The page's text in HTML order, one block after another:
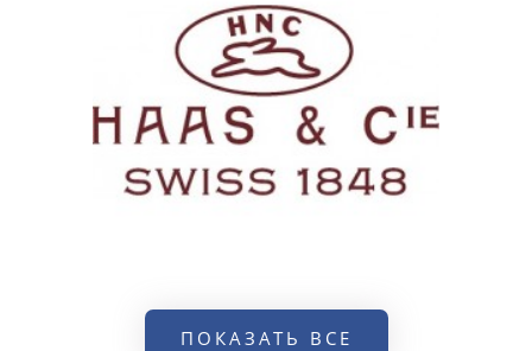
ПОКАЗАТЬ ВСЕ